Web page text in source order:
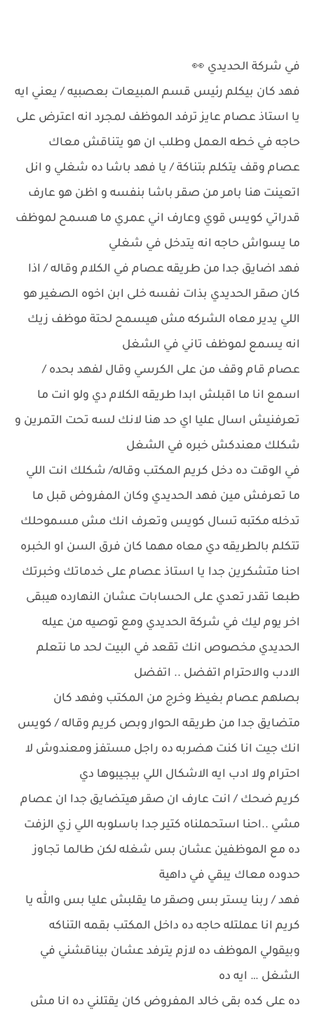
في شركة الحديدي 👀
فهد كان بيكلم رئيس قسم المبيعات بعصبيه / يعني ايه
يا استاذ عصام عايز ترفد الموظف لمجرد انه اعترض على
حاجه في خطه العمل وطلب ان هو يتناقش معاك
عصام وقف يتكلم بتناكة / يا فهد باشا ده شغلي و انل
اتعينت هنا بامر من صقر باشا بنفسه و اظن هو عارف
قدراتي كويس قوي وعارف اني عمري ما هسمح لموظف
ما يسواش حاجه انه يتدخل في شغلي
فهد اضايق جدا من طريقه عصام في الكلام وقاله / اذا
كان صقر الحديدي بذات نفسه خلى ابن اخوه الصغير هو
اللي يدير معاه الشركه مش هيسمح لحتة موظف زيك
انه يسمع لموظف تاني في الشغل
عصام قام وقف من على الكرسي وقال لفهد بحده /
اسمع انا ما اقبلش ابدا طريقه الكلام دي ولو انت ما
تعرفنيش اسال عليا اي حد هنا لانك لسه تحت التمرين و
شكلك معندكش خبره في الشغل
في الوقت ده دخل كريم المكتب وقاله/ شكلك انت اللي
ما تعرفش مين فهد الحديدي وكان المفروض قبل ما
تدخله مكتبه تسال كويس وتعرف انك مش مسموحلك
تتكلم بالطريقه دي معاه مهما كان فرق السن او الخبره
احنا متشكرين جدا يا استاذ عصام على خدماتك وخبرتك
طبعا تقدر تعدي على الحسابات عشان النهارده هيبقى
اخر يوم ليك في شركة الحديدي ومع توصيه من عيله
الحديدي مخصوص انك تقعد في البيت لحد ما نتعلم
الادب والاحترام اتفضل .. اتفضل
بصلهم عصام بغيظ وخرج من المكتب وفهد كان
متضايق جدا من طريقه الحوار وبص كريم وقاله / كويس
انك جيت انا كنت هضربه ده راجل مستفز ومعندوش لا
احترام ولا ادب ايه الاشكال اللي بيجيبوها دي
كريم ضحك / انت عارف ان صقر هيتضايق جدا ان عصام
مشي ..احنا استحملناه كتير جدا باسلوبه اللي زي الزفت
ده مع الموظفين عشان بس شغله لكن طالما تجاوز
حدوده معاك يبقي في داهية
فهد / ربنا يستر بس وصقر ما يقلبش عليا بس والله يا
كريم انا عملتله حاجه ده داخل المكتب بقمه التناكه
وبيقولي الموظف ده لازم يترفد عشان بيناقشني في
الشغل … ايه ده
ده على كده بقى خالد المفروض كان يقتلني ده انا مش